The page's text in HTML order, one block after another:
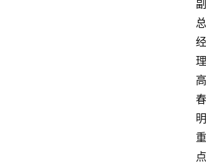
副
总
经
理
高
春
明
重
点